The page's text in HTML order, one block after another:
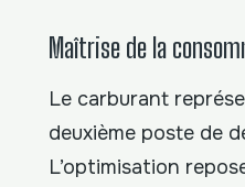
Maîtrise de la
Le carburant
deuxième poste de
L’optimisation